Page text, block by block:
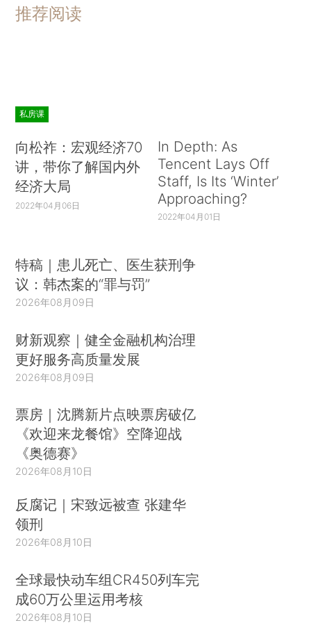
推荐阅读
私房课
向松祚：宏观经济70
讲，带你了解国内外
经济大局
2022年04月06日
In Depth: As
Tencent Lays Off
Staff, Is Its ‘Winter’
Approaching?
2022年04月01日
特稿｜患儿死亡、医生获刑争
议：韩杰案的“罪与罚”
2026年08月09日
财新观察｜健全金融机构治理
更好服务高质量发展
2026年08月09日
票房｜沈腾新片点映票房破亿
《欢迎来龙餐馆》空降迎战
《奥德赛》
2026年08月10日
反腐记｜宋致远被查 张建华
领刑
2026年08月10日
全球最快动车组CR450列车完
成60万公里运用考核
2026年08月10日